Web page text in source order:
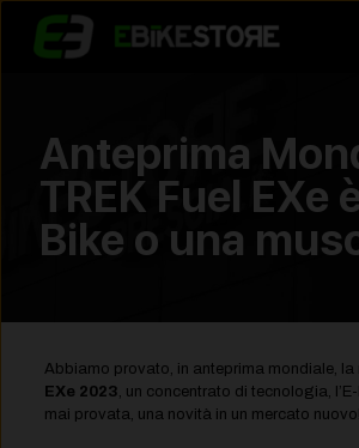
Anteprima
TREK Fuel EXe
Bike o una
Abbiamo provato, in anteprima mondiale, la
EXe 2023, un concentrato di tecnologia,
mai provata, una novità in un mercato nuovo!